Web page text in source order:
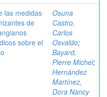
las medidas
de
sobre el
Osuna
Castro,
Carlos
Osvaldo;
Bayard,
Pierre Michel;
Hernández
Martínez,
Dora Nancy